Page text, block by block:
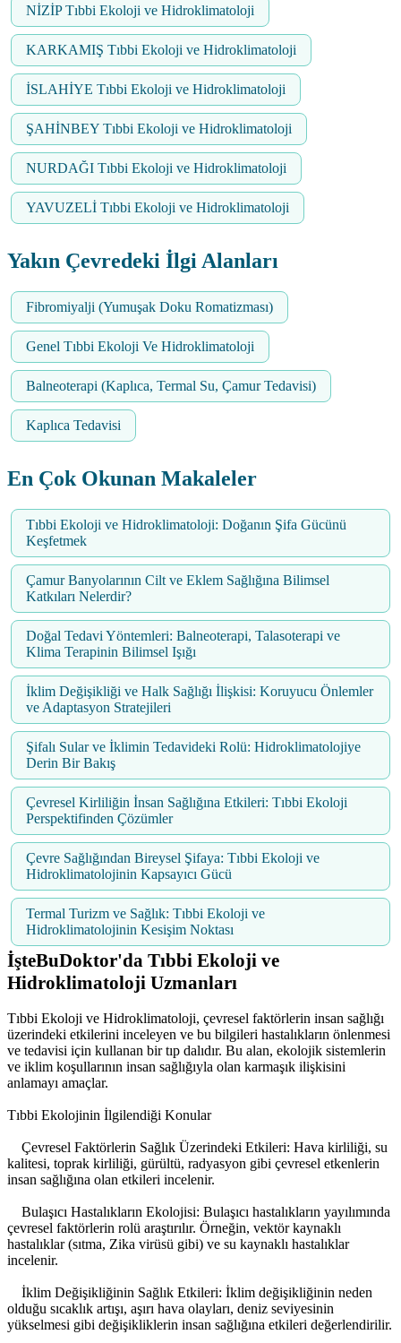
NİZİP Tıbbi Ekoloji ve Hidroklimatoloji
KARKAMIŞ Tıbbi Ekoloji ve Hidroklimatoloji
İSLAHİYE Tıbbi Ekoloji ve Hidroklimatoloji
ŞAHİNBEY Tıbbi Ekoloji ve Hidroklimatoloji
NURDAĞI Tıbbi Ekoloji ve Hidroklimatoloji
YAVUZELİ Tıbbi Ekoloji ve Hidroklimatoloji
Yakın Çevredeki İlgi Alanları
Fibromiyalji (Yumuşak Doku Romatizması)
Genel Tıbbi Ekoloji Ve Hidroklimatoloji
Balneoterapi (Kaplıca, Termal Su, Çamur Tedavisi)
Kaplıca Tedavisi
En Çok Okunan Makaleler
Tıbbi Ekoloji ve Hidroklimatoloji: Doğanın Şifa Gücünü
Keşfetmek
Çamur Banyolarının Cilt ve Eklem Sağlığına Bilimsel
Katkıları Nelerdir?
Doğal Tedavi Yöntemleri: Balneoterapi, Talasoterapi ve
Klima Terapinin Bilimsel Işığı
İklim Değişikliği ve Halk Sağlığı İlişkisi: Koruyucu Önlemler
ve Adaptasyon Stratejileri
Şifalı Sular ve İklimin Tedavideki Rolü: Hidroklimatolojiye
Derin Bir Bakış
Çevresel Kirliliğin İnsan Sağlığına Etkileri: Tıbbi Ekoloji
Perspektifinden Çözümler
Çevre Sağlığından Bireysel Şifaya: Tıbbi Ekoloji ve
Hidroklimatolojinin Kapsayıcı Gücü
Termal Turizm ve Sağlık: Tıbbi Ekoloji ve
Hidroklimatolojinin Kesişim Noktası
İşteBuDoktor'da Tıbbi Ekoloji ve
Hidroklimatoloji Uzmanları
Tıbbi Ekoloji ve Hidroklimatoloji, çevresel faktörlerin insan sağlığı
üzerindeki etkilerini inceleyen ve bu bilgileri hastalıkların önlenmesi
ve tedavisi için kullanan bir tıp dalıdır. Bu alan, ekolojik sistemlerin
ve iklim koşullarının insan sağlığıyla olan karmaşık ilişkisini
anlamayı amaçlar.
Tıbbi Ekolojinin İlgilendiği Konular
Çevresel Faktörlerin Sağlık Üzerindeki Etkileri: Hava kirliliği, su
kalitesi, toprak kirliliği, gürültü, radyasyon gibi çevresel etkenlerin
insan sağlığına olan etkileri incelenir.
Bulaşıcı Hastalıkların Ekolojisi: Bulaşıcı hastalıkların yayılımında
çevresel faktörlerin rolü araştırılır. Örneğin, vektör kaynaklı
hastalıklar (sıtma, Zika virüsü gibi) ve su kaynaklı hastalıklar
incelenir.
İklim Değişikliğinin Sağlık Etkileri: İklim değişikliğinin neden
olduğu sıcaklık artışı, aşırı hava olayları, deniz seviyesinin
yükselmesi gibi değişikliklerin insan sağlığına etkileri değerlendirilir.